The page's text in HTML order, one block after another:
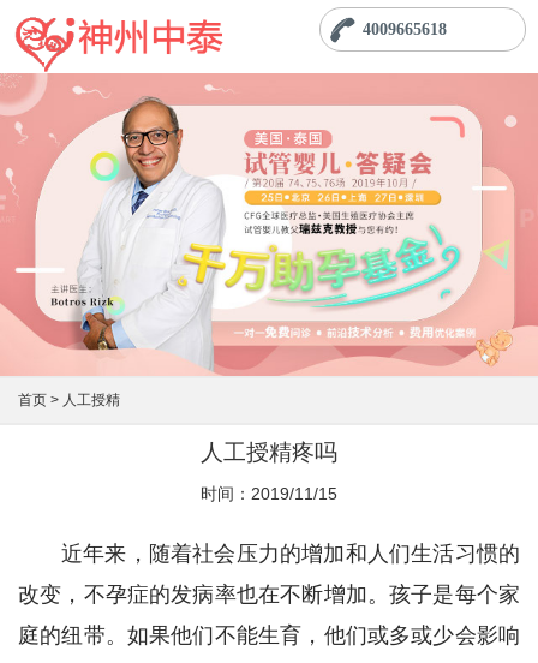
4009665618
首页 > 人工授精
人工授精疼吗
时间：2019/11/15
近年来，随着社会压力的增加和人们生活习惯的
改变，不孕症的发病率也在不断增加。孩子是每个家
庭的纽带。如果他们不能生育，他们或多或少会影响